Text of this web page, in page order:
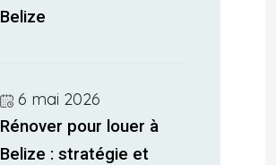
Belize
6 mai 2026
Rénover pour louer à
Belize : stratégie et